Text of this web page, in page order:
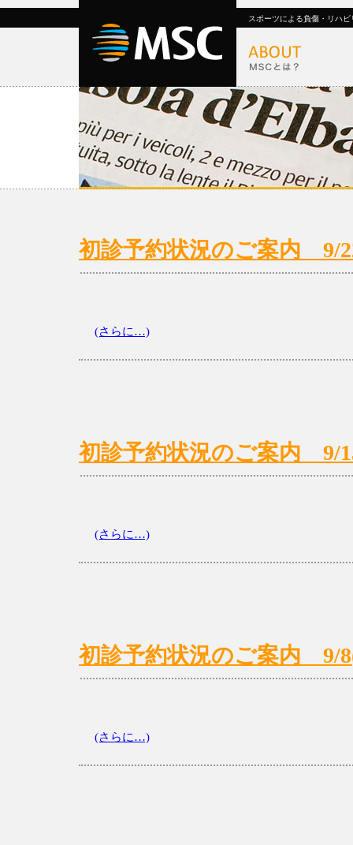
スポーツによる負傷・リハ
初診予約状況のご案内 9/
(さらに…)
初診予約状況のご案内 9/
(さらに…)
初診予約状況のご案内 9/
(さらに…)